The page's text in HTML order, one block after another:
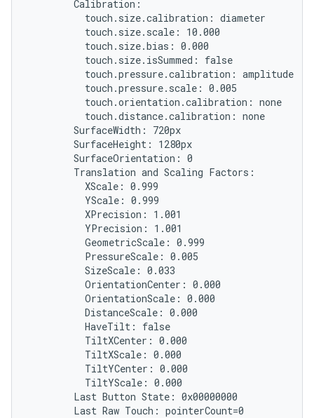
        Calibration:
          touch.size.calibration: diameter
          touch.size.scale: 10.000
          touch.size.bias: 0.000
          touch.size.isSummed: false
          touch.pressure.calibration: amplitude
          touch.pressure.scale: 0.005
          touch.orientation.calibration: none
          touch.distance.calibration: none
        SurfaceWidth: 720px
        SurfaceHeight: 1280px
        SurfaceOrientation: 0
        Translation and Scaling Factors:
          XScale: 0.999
          YScale: 0.999
          XPrecision: 1.001
          YPrecision: 1.001
          GeometricScale: 0.999
          PressureScale: 0.005
          SizeScale: 0.033
          OrientationCenter: 0.000
          OrientationScale: 0.000
          DistanceScale: 0.000
          HaveTilt: false
          TiltXCenter: 0.000
          TiltXScale: 0.000
          TiltYCenter: 0.000
          TiltYScale: 0.000
        Last Button State: 0x00000000
        Last Raw Touch: pointerCount=0